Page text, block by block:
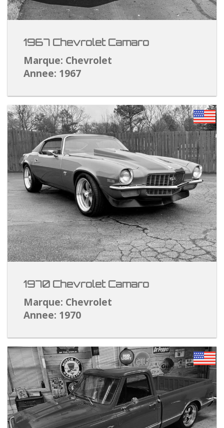
1967 Chevrolet Camaro
Marque: Chevrolet
Annee: 1967
1970 Chevrolet Camaro
Marque: Chevrolet
Annee: 1970